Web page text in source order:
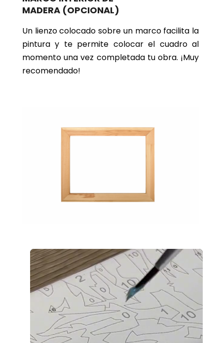
MADERA (OPCIONAL)
Un lienzo colocado sobre un marco facilita la
pintura y te permite colocar el cuadro al
momento una vez completada tu obra. ¡Muy
recomendado!